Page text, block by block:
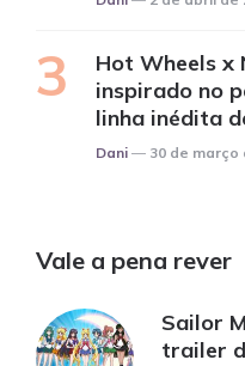
Hot Wheels x
inspirado no
linha inédita
Posted
Dani 30 de março
Vale a pena rever
Sailor
trailer